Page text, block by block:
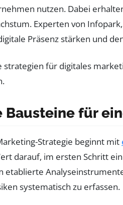
nutzen. Dabei
Experten von
Präsenz stärken und
Bausteine für
Strategie beginnt mit
darauf, im ersten Schritt
systematisch zu erfassen.